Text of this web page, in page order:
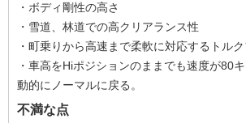
・ボディ剛性の高さ
・雪道、林道での高クリアランス性
・町乗りから高速まで柔軟に対応するトル
・車高をHiポジションのままでも速度が80
動的にノーマルに戻る。
不満な点